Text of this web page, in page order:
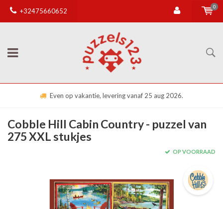
+32475660652
0
Even op vakantie, levering vanaf 25 aug 2026.
Cobble Hill Cabin Country - puzzel van
275 XXL stukjes
OP VOORRAAD